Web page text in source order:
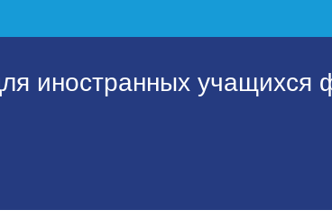
иностранных учащихся